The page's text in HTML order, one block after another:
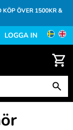
KÖP ÖVER 1500KR &
LOGGA IN